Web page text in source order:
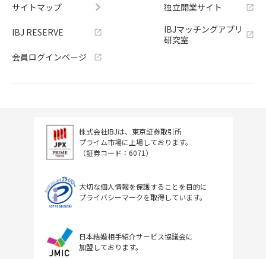
サイトマップ
IBJ RESERVE
会員ログインページ
独立開業サイト
IBJマッチングアプリ
研究室
株式会社IBJは、東京証券取引所
プライム市場に上場しております。
（証券コード：6071）
大切な個人情報を保護することを目的に
プライバシーマークを取得しています。
日本結婚相手紹介サービス協議会に
加盟しております。